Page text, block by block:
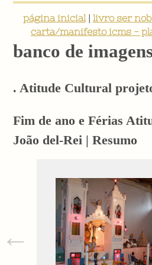
página inicial| livro ser
carta/manifesto icms -
banco de
. Atitude Cultural
Fim de ano e Férias
João del-Rei | Resumo
←